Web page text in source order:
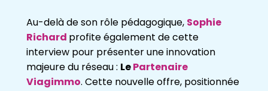
Au-delà de son rôle pédagogique, Sophie
Richard profite également de cette
interview pour présenter une innovation
majeure du réseau : LePartenaire
Viagimmo. Cette nouvelle offre, positionnée